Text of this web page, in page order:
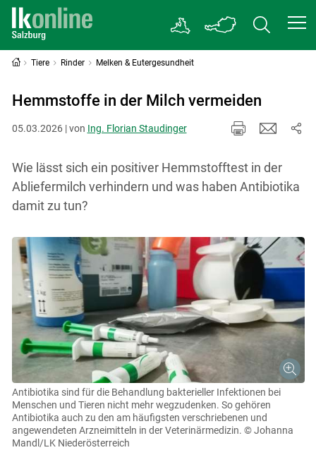
Tiere Rinder Melken & Eutergesundheit
Hemmstoffe in der Milch vermeiden
05.03.2026 | von Ing. Florian Staudinger
Wie lässt sich ein positiver Hemmstofftest in der
Abliefermilch verhindern und was haben Antibiotika
damit zu tun?
Antibiotika sind für die Behandlung bakterieller Infektionen bei
Menschen und Tieren nicht mehr wegzudenken. So gehören
Antibiotika auch zu den am häufigsten verschriebenen und
angewendeten Arzneimitteln in der Veterinärmedizin. © Johanna
Mandl/LK Niederösterreich